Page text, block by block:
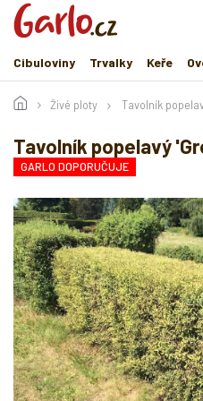
Přejít
obsah
Cibuloviny
Trvalky Keře
Živé ploty Tavolník
Tavolník popelavý
GARLO DOPORUČUJE